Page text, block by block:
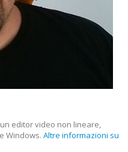
editor video non lineare,
Windows. Altre informazioni su